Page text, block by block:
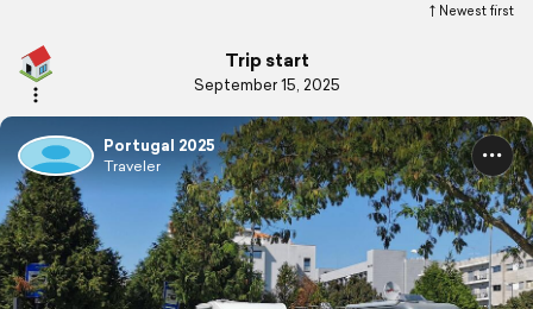
Newest first
Trip start
September 15, 2025
Portugal 2025
Traveler